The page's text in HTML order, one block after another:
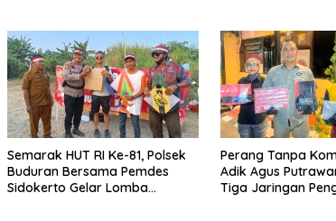
Semarak HUT RI Ke-81, Polsek
Buduran Bersama Pemdes
Sidokerto Gelar Lomba
Perang Tanpa
Adik Agus
Tiga Jaringan